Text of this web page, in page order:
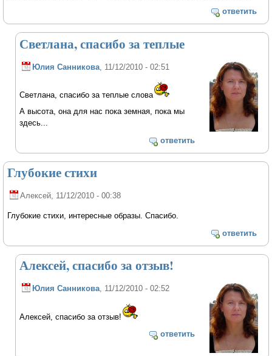
ответить
Светлана, спасибо за теплые
Юлия Санникова , 11/12/2010 - 02:51
Светлана, спасибо за теплые слова
А высота, она для нас пока земная, пока мы
здесь...
ответить
Глубокие стихи
Алексей, 11/12/2010 - 00:38
Глубокие стихи, интересные образы. Спасибо.
ответить
Алексей, спасибо за отзыв!
Юлия Санникова , 11/12/2010 - 02:52
Алексей, спасибо за отзыв!
ответить